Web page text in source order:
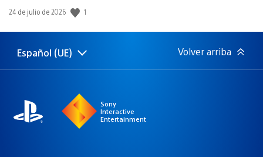
Fecha
publicación:
24 de julio de 2026 1
Selecciona
Región
Español (UE) Volver arriba
Sony
Interactive
Entertainment